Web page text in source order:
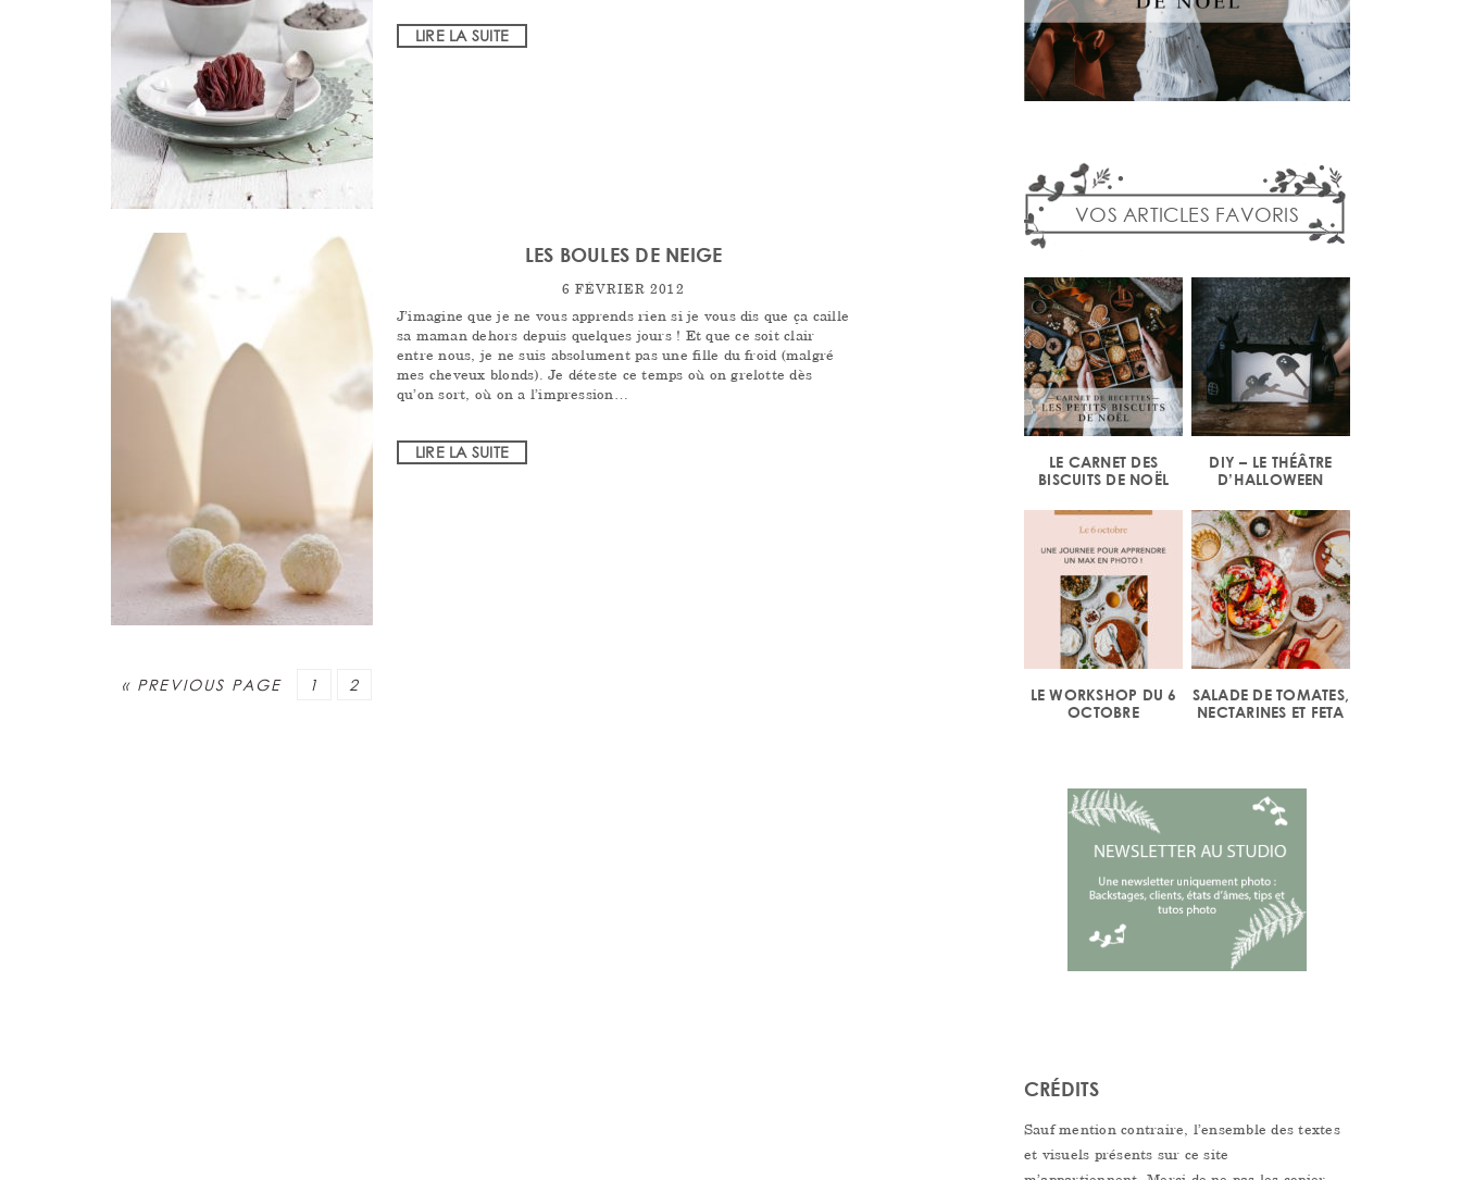
LIRE LA SUITE
LES BOULES DE NEIGE
6 FÉVRIER 2012
J’imagine que je ne vous apprends rien si je vous dis que ça caille
sa maman dehors depuis quelques jours ! Et que ce soit clair
entre nous, je ne suis absolument pas une fille du froid (malgré
mes cheveux blonds). Je déteste ce temps où on grelotte dès
qu’on sort, où on a l’impression…
LIRE LA SUITE
« PREVIOUS PAGE PAGE
1 PAGE
2
VOS ARTICLES FAVORIS
LE CARNET DES
BISCUITS DE NOËL
DIY – LE THÉÂTRE
D’HALLOWEEN
LE WORKSHOP DU 6
OCTOBRE
SALADE DE TOMATES,
NECTARINES ET FETA
CRÉDITS
Sauf mention contraire, l’ensemble des textes
et visuels présents sur ce site